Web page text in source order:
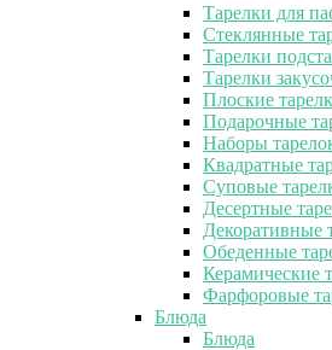
Тарелки для
Стеклянные
Тарелки
Тарелки
Плоские
Подарочные
Наборы
Квадратные
Суповые
Десертные
Декоративные
Обеденные
Керамические
Фарфоровые
Блюда
Блюда